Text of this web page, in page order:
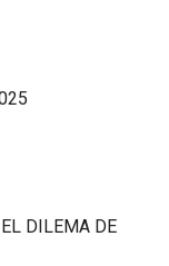
DILEMA DE